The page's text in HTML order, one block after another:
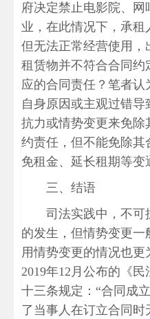
府决定禁止电影院、
业，在此情况下，承租
但无法正常经营使用
租赁物并不符合合同约
应的合同责任？笔者
自身原因或主观过错
抗力或情势变更来免
约责任，但不能免除
免租金、延长租期等变
三、结语
司法实践中，不可
的发生，但情势变更
用情势变更的情况也更
2019年12月公布的《
十三条规定：“合同成
了当事人在订立合同